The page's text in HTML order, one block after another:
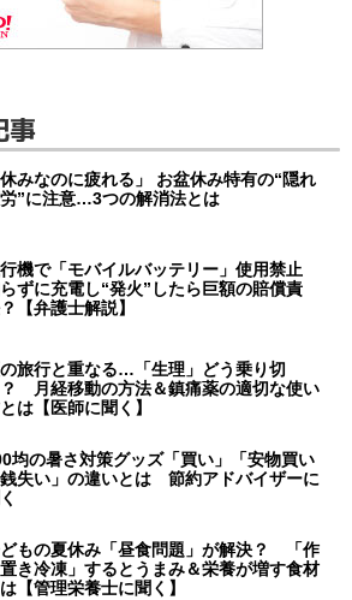
事
休みなのに疲れる」 お盆休み特有の“隠れ
”に注意…3つの解消法とは
機で「モバイルバッテリー」使用禁止
ずに充電し“発火”したら巨額の賠償責
【弁護士解説】
旅行と重なる…「生理」どう乗り切
月経移動の方法＆鎮痛薬の適切な使い
は【医師に聞く】
均の暑さ対策グッズ「買い」「安物買い
失い」の違いとは 節約アドバイザーに
もの夏休み「昼食問題」が解決？ 「作
置き冷凍」するとうまみ＆栄養が増す食材
【管理栄養士に聞く】